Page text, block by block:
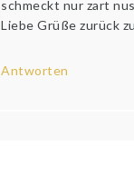
schmeckt nur zart
Liebe Grüße zurück
Antworten